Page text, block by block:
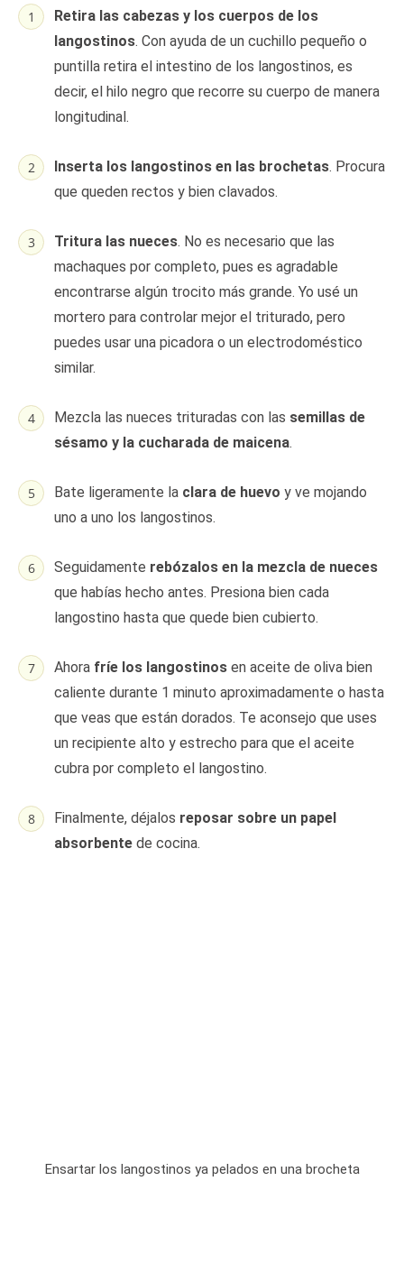
Retira las cabezas y los cuerpos de los
langostinos. Con ayuda de un cuchillo pequeño o
puntilla retira el intestino de los langostinos, es
decir, el hilo negro que recorre su cuerpo de manera
longitudinal.
Inserta los langostinos en las brochetas. Procura
que queden rectos y bien clavados.
Tritura las nueces. No es necesario que las
machaques por completo, pues es agradable
encontrarse algún trocito más grande. Yo usé un
mortero para controlar mejor el triturado, pero
puedes usar una picadora o un electrodoméstico
similar.
Mezcla las nueces trituradas con las semillas de
sésamo y la cucharada de maicena.
Bate ligeramente la clara de huevo y ve mojando
uno a uno los langostinos.
Seguidamente rebózalos en la mezcla de nueces
que habías hecho antes. Presiona bien cada
langostino hasta que quede bien cubierto.
Ahora fríe los langostinos en aceite de oliva bien
caliente durante 1 minuto aproximadamente o hasta
que veas que están dorados. Te aconsejo que uses
un recipiente alto y estrecho para que el aceite
cubra por completo el langostino.
Finalmente, déjalos reposar sobre un papel
absorbente de cocina.
Ensartar los langostinos ya pelados en una brocheta